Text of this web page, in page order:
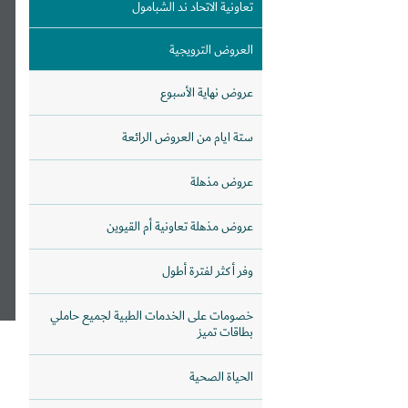
تعاونية الاتحاد ند الشبامول
العروض الترويجية
عروض نهاية الأسبوع
ستة ايام من العروض الرائعة
عروض مذهلة
عروض مذهلة تعاونية أم القيوين
وفر أكثر لفترة أطول
خصومات على الخدمات الطبية لجميع حاملي
بطاقات تميز
الحياة الصحية